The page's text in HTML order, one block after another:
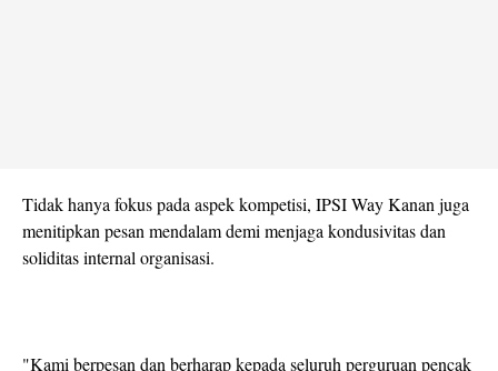
Tidak hanya fokus pada aspek kompetisi, IPSI Way Kanan juga
menitipkan pesan mendalam demi menjaga kondusivitas dan
soliditas internal organisasi.
"Kami berpesan dan berharap kepada seluruh perguruan pencak